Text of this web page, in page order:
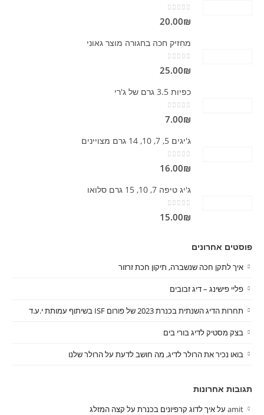
20.00₪
מחזיק חכה בחגורה מוצר גאוני
25.00₪
כפיות 3.5 גרם של ג'רי
7.00₪
ג'יגים 5, 7, 10, 14 גרם מצויינים
16.00₪
ג'יג טיפה 7, 10, 15 גרם סלואו
15.00₪
פוסטים אחרונים
איך לתקן חכה שנשברה, תיקון חכת זרזור
פליי פישינג – דיג זבובים
תחרות הדיג השנתית בכנרת 2023 של פורום ISF בשיתוף עמותת י.ע.ד
בצק מסטיק לדיג בורי בים
בואו נכיר את הרולר לדיג, מה חושב לדעת על הרולר שלנו
תגובות אחרונות
amit עלאיך לדוג קרפיונים בכנרת על קצה המזלג